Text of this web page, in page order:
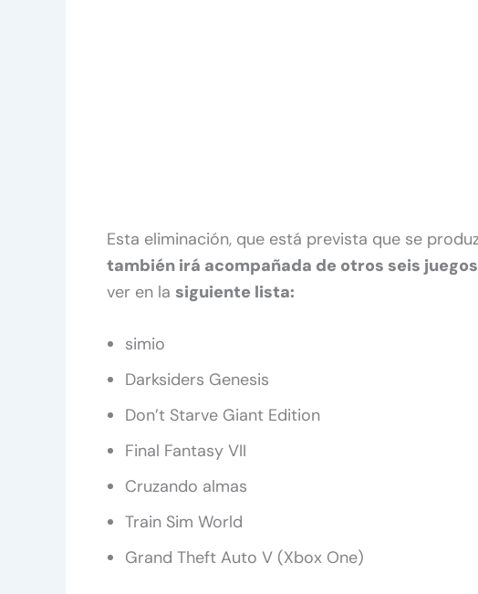
Esta eliminación, que está prevista que se
también irá acompañada de otros seis juegos
ver en la siguiente lista:
simio
Darksiders Genesis
Don’t Starve Giant Edition
Final Fantasy VII
Cruzando almas
Train Sim World
Grand Theft Auto V (Xbox One)